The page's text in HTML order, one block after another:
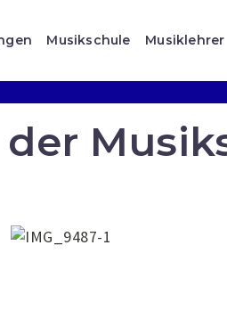
Musikschule Musiklehrer